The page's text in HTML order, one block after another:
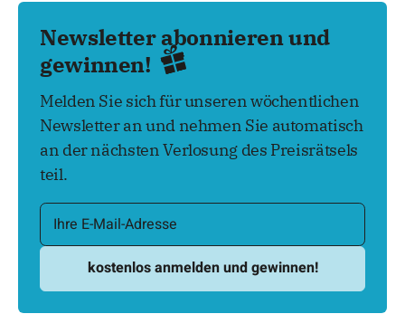
Newsletter abonnieren und
gewinnen!
Melden Sie sich für unseren wöchentlichen
Newsletter an und nehmen Sie automatisch
an der nächsten Verlosung des Preisrätsels
teil.